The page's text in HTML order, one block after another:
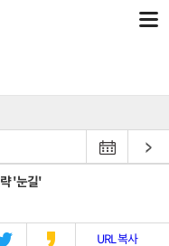
'눈길'
URL 복사